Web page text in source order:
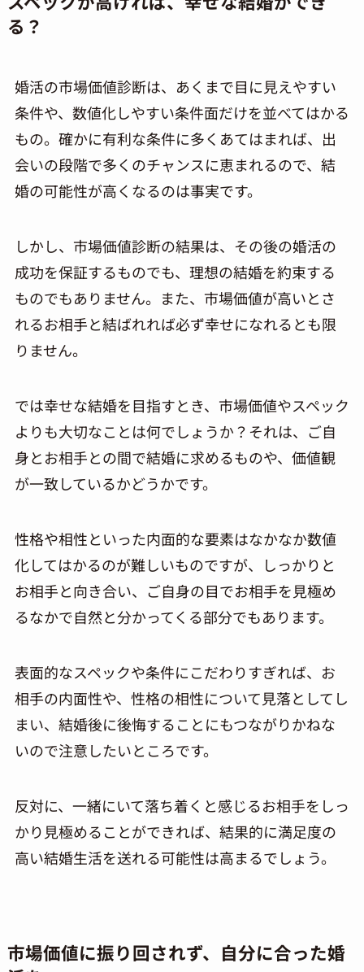
る？
婚活の市場価値診断は、あくまで目に見えやすい
条件や、数値化しやすい条件面だけを並べてはかる
もの。確かに有利な条件に多くあてはまれば、出
会いの段階で多くのチャンスに恵まれるので、結
婚の可能性が高くなるのは事実です。
しかし、市場価値診断の結果は、その後の婚活の
成功を保証するものでも、理想の結婚を約束する
ものでもありません。また、市場価値が高いとさ
れるお相手と結ばれれば必ず幸せになれるとも限
りません。
では幸せな結婚を目指すとき、市場価値やスペック
よりも大切なことは何でしょうか？それは、ご自
身とお相手との間で結婚に求めるものや、価値観
が一致しているかどうかです。
性格や相性といった内面的な要素はなかなか数値
化してはかるのが難しいものですが、しっかりと
お相手と向き合い、ご自身の目でお相手を見極め
るなかで自然と分かってくる部分でもあります。
表面的なスペックや条件にこだわりすぎれば、お
相手の内面性や、性格の相性について見落としてし
まい、結婚後に後悔することにもつながりかねな
いので注意したいところです。
反対に、一緒にいて落ち着くと感じるお相手をしっ
かり見極めることができれば、結果的に満足度の
高い結婚生活を送れる可能性は高まるでしょう。
市場価値に振り回されず、自分に合った婚